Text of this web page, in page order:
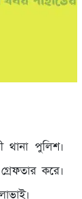
থানা পুলিশ।
করে।